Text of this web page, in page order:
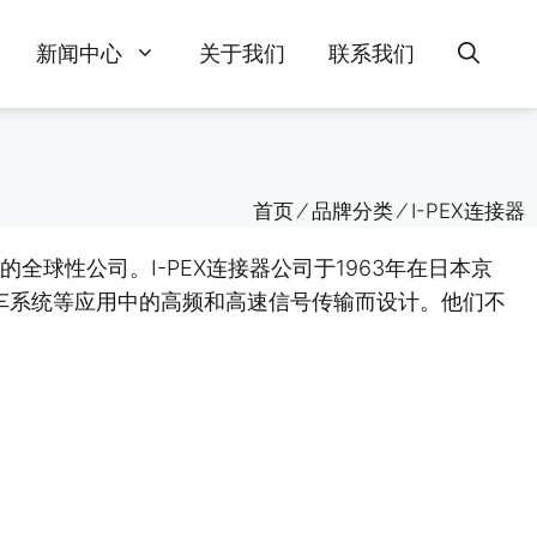
新闻中心 关于我们 联系我们
首页⁄品牌分类⁄ I-PEX连接器
全球性公司。I-PEX连接器公司于1963年在日本京
统等应用中的高频和高速信号传输而设计。他们不